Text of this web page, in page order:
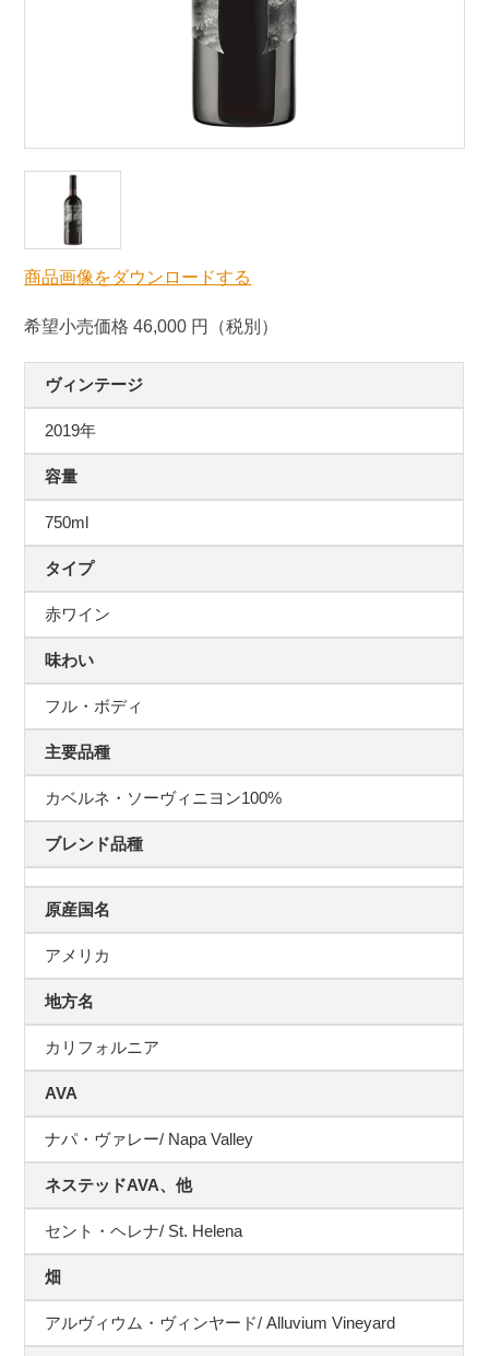
商品画像をダウンロードする
希望小売価格 46,000 円（税別）
ヴィンテージ
2019年
容量
750ml
タイプ
赤ワイン
味わい
フル・ボディ
主要品種
カベルネ・ソーヴィニヨン100%
ブレンド品種
原産国名
アメリカ
地方名
カリフォルニア
AVA
ナパ・ヴァレー/ Napa Valley
ネステッドAVA、他
セント・ヘレナ/ St. Helena
畑
アルヴィウム・ヴィンヤード/ Alluvium Vineyard